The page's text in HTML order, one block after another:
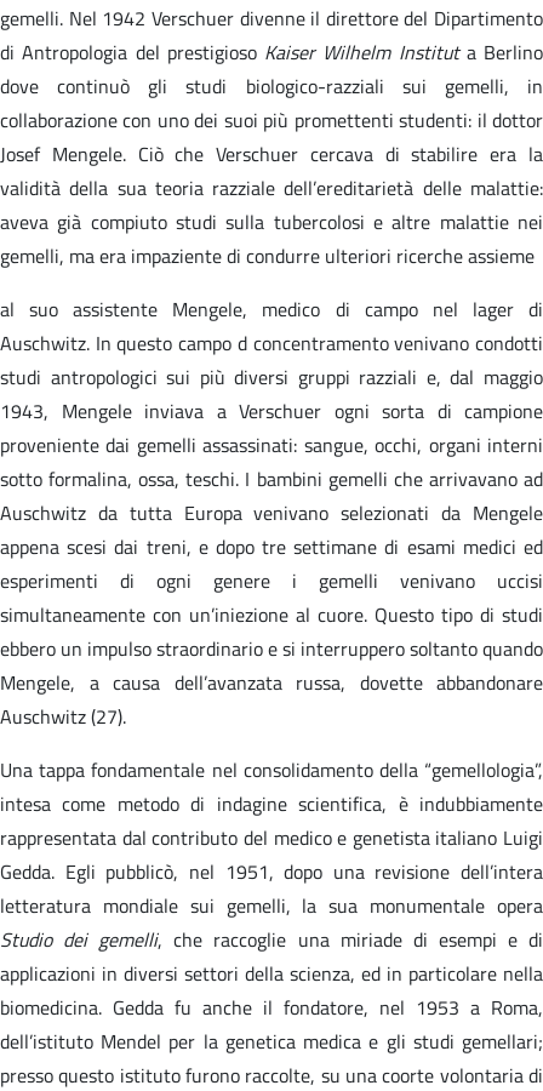
gemelli. Nel 1942 Verschuer divenne il direttore del Dipartimento
di Antropologia del prestigioso Kaiser Wilhelm Instituta Berlino
dove continuò gli studi biologico-razziali sui gemelli, in
collaborazione con uno dei suoi più promettenti studenti: il dottor
Josef Mengele. Ciò che Verschuer cercava di stabilire era la
validità della sua teoria razziale dell’ereditarietà delle malattie:
aveva già compiuto studi sulla tubercolosi e altre malattie nei
gemelli, ma era impaziente di condurre ulteriori ricerche assieme
al suo assistente Mengele, medico di campo nel lager di
Auschwitz. In questo campo d concentramento venivano condotti
studi antropologici sui più diversi gruppi razziali e, dal maggio
1943, Mengele inviava a Verschuer ogni sorta di campione
proveniente dai gemelli assassinati: sangue, occhi, organi interni
sotto formalina, ossa, teschi. I bambini gemelli che arrivavano ad
Auschwitz da tutta Europa venivano selezionati da Mengele
appena scesi dai treni, e dopo tre settimane di esami medici ed
esperimenti di ogni genere i gemelli venivano uccisi
simultaneamente con un’iniezione al cuore. Questo tipo di studi
ebbero un impulso straordinario e si interruppero soltanto quando
Mengele, a causa dell’avanzata russa, dovette abbandonare
Auschwitz (27).
Una tappa fondamentale nel consolidamento della “gemellologia”,
intesa come metodo di indagine scientifica, è indubbiamente
rappresentata dal contributo del medico e genetista italiano Luigi
Gedda. Egli pubblicò, nel 1951, dopo una revisione dell’intera
letteratura mondiale sui gemelli, la sua monumentale opera
Studio dei gemelli, che raccoglie una miriade di esempi e di
applicazioni in diversi settori della scienza, ed in particolare nella
biomedicina. Gedda fu anche il fondatore, nel 1953 a Roma,
dell’istituto Mendel per la genetica medica e gli studi gemellari;
presso questo istituto furono raccolte, su una coorte volontaria di